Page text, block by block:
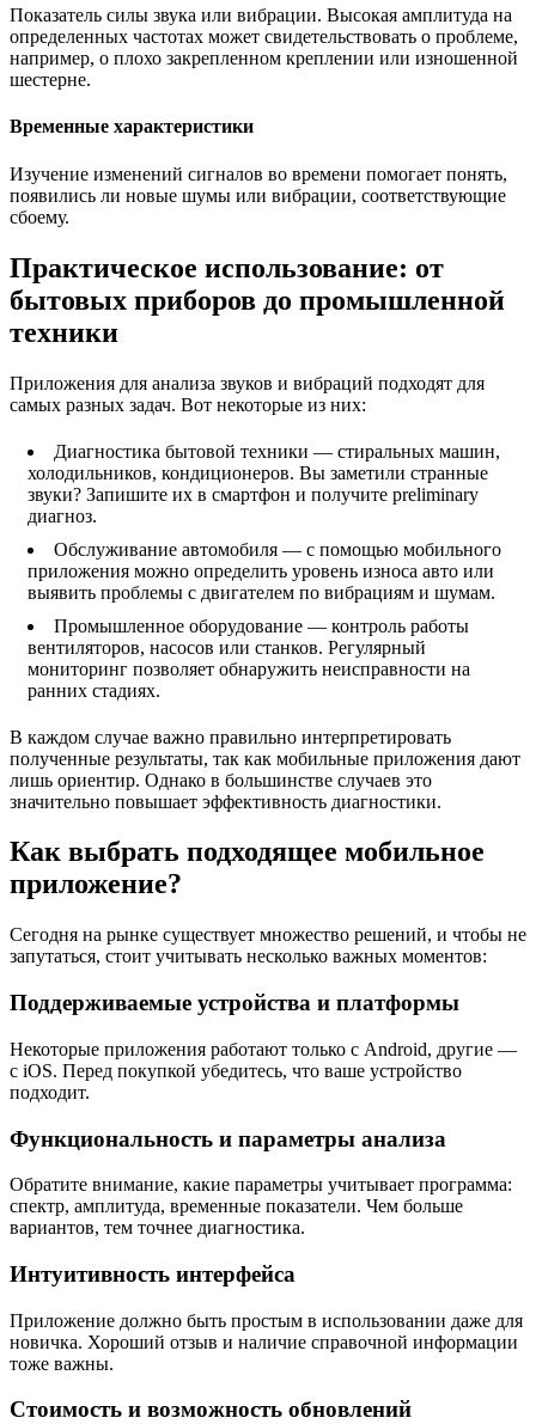
Показатель силы звука или вибрации. Высокая амплитуда на
определенных частотах может свидетельствовать о проблеме,
например, о плохо закрепленном креплении или изношенной
шестерне.
Временные характеристики
Изучение изменений сигналов во времени помогает понять,
появились ли новые шумы или вибрации, соответствующие
сбоему.
Практическое использование: от
бытовых приборов до промышленной
техники
Приложения для анализа звуков и вибраций подходят для
самых разных задач. Вот некоторые из них:
Диагностика бытовой техники — стиральных машин,
холодильников, кондиционеров. Вы заметили странные
звуки? Запишите их в смартфон и получите preliminary
диагноз.
Обслуживание автомобиля — с помощью мобильного
приложения можно определить уровень износа авто или
выявить проблемы с двигателем по вибрациям и шумам.
Промышленное оборудование — контроль работы
вентиляторов, насосов или станков. Регулярный
мониторинг позволяет обнаружить неисправности на
ранних стадиях.
В каждом случае важно правильно интерпретировать
полученные результаты, так как мобильные приложения дают
лишь ориентир. Однако в большинстве случаев это
значительно повышает эффективность диагностики.
Как выбрать подходящее мобильное
приложение?
Сегодня на рынке существует множество решений, и чтобы не
запутаться, стоит учитывать несколько важных моментов:
Поддерживаемые устройства и платформы
Некоторые приложения работают только с Android, другие —
с iOS. Перед покупкой убедитесь, что ваше устройство
подходит.
Функциональность и параметры анализа
Обратите внимание, какие параметры учитывает программа:
спектр, амплитуда, временные показатели. Чем больше
вариантов, тем точнее диагностика.
Интуитивность интерфейса
Приложение должно быть простым в использовании даже для
новичка. Хороший отзыв и наличие справочной информации
тоже важны.
Стоимость и возможность обновлений